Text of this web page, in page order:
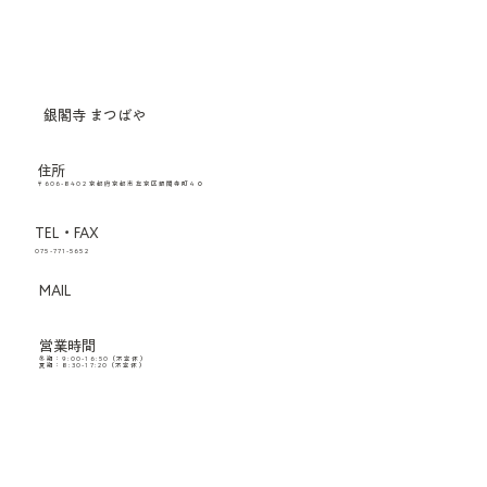
営業時間
冬期：9:00-16:50（不定休）
夏期：8:30-17:20（不定休）
住所
〒606-8402 京都府京都市左京区銀閣寺町４０
TEL・FAX
075-771-5652
MAIL
銀閣寺 まつばや